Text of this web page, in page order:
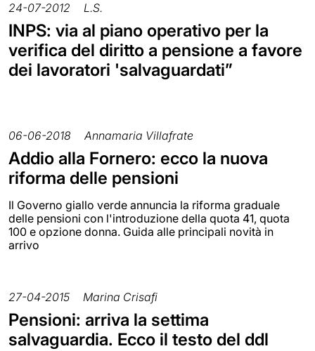
24-07-2012 L.S.
INPS: via al piano operativo per la
verifica del diritto a pensione a favore
dei lavoratori 'salvaguardati”
06-06-2018 Annamaria Villafrate
Addio alla Fornero: ecco la nuova
riforma delle pensioni
Il Governo giallo verde annuncia la riforma graduale
delle pensioni con l'introduzione della quota 41, quota
100 e opzione donna. Guida alle principali novità in
arrivo
27-04-2015 Marina Crisafi
Pensioni: arriva la settima
salvaguardia. Ecco il testo del ddl